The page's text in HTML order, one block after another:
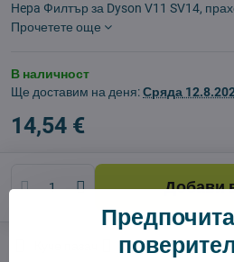
Hepa Филтър за Dyson V11 SV14,
Прочетете още
В наличност
Ще доставим на деня:Сряда
14,54 €
Добави
Доставки